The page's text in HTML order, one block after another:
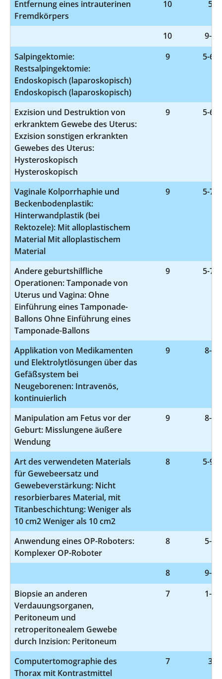
Entfernung eines intrauterinen
Fremdkörpers
10 5-
10
9-
Salpingektomie:
Restsalpingektomie:
Endoskopisch (laparoskopisch)
Endoskopisch (laparoskopisch)
9 5-
Exzision und Destruktion von
erkranktem Gewebe des Uterus:
Exzision sonstigen erkrankten
Gewebes des Uterus:
Hysteroskopisch
Hysteroskopisch
9 5-
Vaginale Kolporrhaphie und
Beckenbodenplastik:
Hinterwandplastik (bei
Rektozele): Mit alloplastischem
Material Mit alloplastischem
Material
9 5-
Andere geburtshilfliche
Operationen: Tamponade von
Uterus und Vagina: Ohne
Einführung eines Tamponade-
Ballons Ohne Einführung eines
Tamponade-Ballons
9 5-
Applikation von Medikamenten
und Elektrolytlösungen über das
Gefäßsystem bei
Neugeborenen: Intravenös,
kontinuierlich
9 8-
Manipulation am Fetus vor der
Geburt: Misslungene äußere
Wendung
9 8-
Art des verwendeten Materials
für Gewebeersatz und
Gewebeverstärkung: Nicht
resorbierbares Material, mit
Titanbeschichtung: Weniger als
10 cm2 Weniger als 10 cm2
8 5-
Anwendung eines OP-Roboters:
Komplexer OP-Roboter
8 5-
8
9-
Biopsie an anderen
Verdauungsorganen,
Peritoneum und
retroperitonealem Gewebe
durch Inzision: Peritoneum
7 1-
Computertomographie des
Thorax mit Kontrastmittel
7 3-